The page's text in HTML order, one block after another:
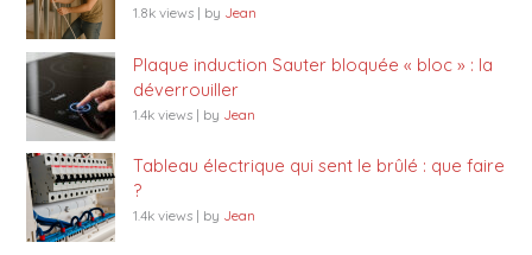
1.8k views | by Jean
Plaque induction Sauter bloquée « bloc » : la
déverrouiller
1.4k views | by Jean
Tableau électrique qui sent le brûlé : que faire
?
1.4k views | by Jean